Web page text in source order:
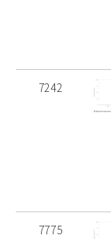
7242
7775